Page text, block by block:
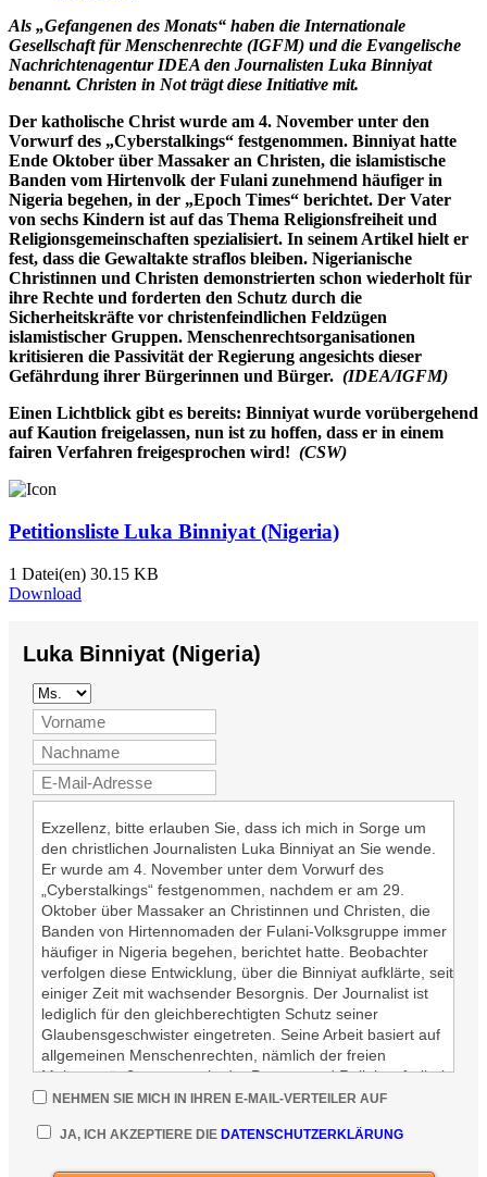
Als „Gefangenen des Monats“ haben die Internationale
Gesellschaft für Menschenrechte (IGFM) und die Evangelische
Nachrichtenagentur IDEA den Journalisten Luka Binniyat
benannt. Christen in Not trägt diese Initiative mit.
Der katholische Christ wurde am 4. November unter den
Vorwurf des „Cyberstalkings“ festgenommen. Binniyat hatte
Ende Oktober über Massaker an Christen, die islamistische
Banden vom Hirtenvolk der Fulani zunehmend häufiger in
Nigeria begehen, in der „Epoch Times“ berichtet. Der Vater
von sechs Kindern ist auf das Thema Religionsfreiheit und
Religionsgemeinschaften spezialisiert. In seinem Artikel hielt er
fest, dass die Gewaltakte straflos bleiben. Nigerianische
Christinnen und Christen demonstrierten schon wiederholt für
ihre Rechte und forderten den Schutz durch die
Sicherheitskräfte vor christenfeindlichen Feldzügen
islamistischer Gruppen. Menschenrechtsorganisationen
kritisieren die Passivität der Regierung angesichts dieser
Gefährdung ihrer Bürgerinnen und Bürger. (IDEA/IGFM)
Einen Lichtblick gibt es bereits: Binniyat wurde vorübergehend
auf Kaution freigelassen, nun ist zu hoffen, dass er in einem
fairen Verfahren freigesprochen wird! (CSW)
Petitionsliste Luka Binniyat (Nigeria)
1 Datei(en) 30.15 KB
Download
Luka Binniyat (Nigeria)
Exzellenz, bitte erlauben Sie, dass ich mich in Sorge um
den christlichen Journalisten Luka Binniyat an Sie wende.
Er wurde am 4. November unter dem Vorwurf des
„Cyberstalkings“ festgenommen, nachdem er am 29.
Oktober über Massaker an Christinnen und Christen, die
Banden von Hirtennomaden der Fulani-Volksgruppe immer
häufiger in Nigeria begehen, berichtet hatte. Beobachter
verfolgen diese Entwicklung, über die Binniyat aufklärte, seit
einiger Zeit mit wachsender Besorgnis. Der Journalist ist
lediglich für den gleichberechtigten Schutz seiner
Glaubensgeschwister eingetreten. Seine Arbeit basiert auf
allgemeinen Menschenrechten, nämlich der freien
Meinungsäußerung sowie der Presse- und Religionsfreiheit.
Ich bitte Sie daher, alles in Ihrer Macht stehende zu tun,
das Verfahren gegen Luka Binniyat einzustellen und jene
verübt haben.
NEHMEN SIE MICH IN IHREN E-MAIL-VERTEILER AUF
JA, ICH AKZEPTIERE DIE DATENSCHUTZERKLÄRUNG